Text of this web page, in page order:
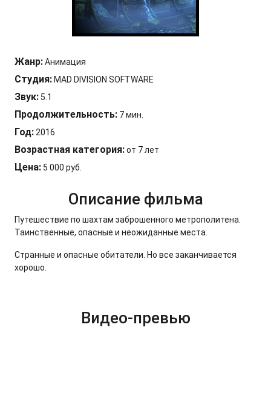
Жанр:Анимация
Студия:MAD DIVISION SOFTWARE
Звук: 5.1
Продолжительность: 7 мин.
Год: 2016
Возрастная категория:от 7 лет
Цена: 5 000 руб.
Описание фильма
Путешествие по шахтам заброшенного метрополитена.
Таинственные, опасные и неожиданные места.
Странные и опасные обитатели. Но все заканчивается
хорошо.
Видео-превью